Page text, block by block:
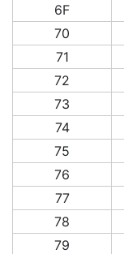
6F
70
71
72
73
74
75
76
77
78
79